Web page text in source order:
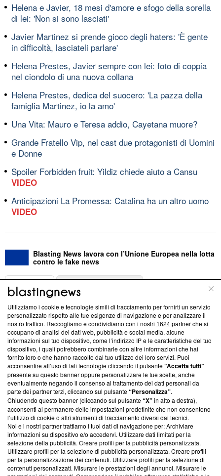
Helena e Javier, 18 mesi d'amore e sfogo della sorella
di lei: 'Non si sono lasciati'
Javier Martinez si prende gioco degli haters: 'È gente
in difficoltà, lasciateli parlare'
Helena Prestes, Javier sempre con lei: foto di coppia
nel ciondolo di una nuova collana
Helena Prestes, dedica del suocero: 'La pazza della
famiglia Martinez, io la amo'
Una Vita: Mauro e Teresa addio, Cayetana muore?
Grande Fratello Vip, nel cast due protagonisti di Uomini
e Donne
Spoiler Forbidden fruit: Yildiz chiede aiuto a Cansu
VIDEO
Anticipazioni La Promessa: Catalina ha un altro uomo
VIDEO
Blasting News lavora con l’Unione Europea nella lotta
contro le fake news
ABOUT
Questa sezione offre informazioni trasparenti su Blasting
News, sui nostri processi editoriali e su come ci impegniamo a
creare news di qualità. Inoltre, afferma la nostra aderenza a
‘Trust Project - News with Integrity’Blasting News non è
ancora membro del programma, ma ha richiesto di farne
parte; Trust Project non ha ancora effettuato una verifica di
conformità agli standard.
Su di noi
Team editoriale
Corporate
Redazione
Informativa Privacy
Utilizziamo i cookie e tecnologie simili di tracciamento per fornirti un servizio
personalizzato rispetto alle tue esigenze di navigazione e per analizzare il
nostro traffico. Raccogliamo e condividiamo con i nostri 1624partner che si
occupano di analisi dei dati web, pubblicità e social media, alcune
informazioni sul tuo dispositivo, come l’indirizzo IP e le caratteristiche del tuo
dispositivo, i quali potrebbero combinarle con altre informazioni che hai
fornito loro o che hanno raccolto dal tuo utilizzo dei loro servizi. Puoi
acconsentire all’uso di tali tecnologie cliccando il pulsante“Accetta tutti”
presente su questo banner oppure personalizzare le tue scelte, anche
eventualmente negando il consenso al trattamento dei dati personali da
parte dei partner terzi, cliccando sul pulsante“Personalizza”.
Chiudendo questo banner (cliccando sul pulsante“X”in alto a destra),
acconsenti al permanere delle impostazioni predefinite che non consentono
l’utilizzo di cookie o altri strumenti di tracciamento diversi dai tecnici.
Noi e i nostri partner trattiamo i tuoi dati di navigazione per: Archiviare
informazioni su dispositivo e/o accedervi. Utilizzare dati limitati per la
selezione della pubblicità. Creare profili per la pubblicità personalizzata.
Utilizzare profili per la selezione di pubblicità personalizzata. Creare profili
per la personalizzazione dei contenuti. Utilizzare profili per la selezione di
contenuti personalizzati. Misurare le prestazioni degli annunci. Misurare le